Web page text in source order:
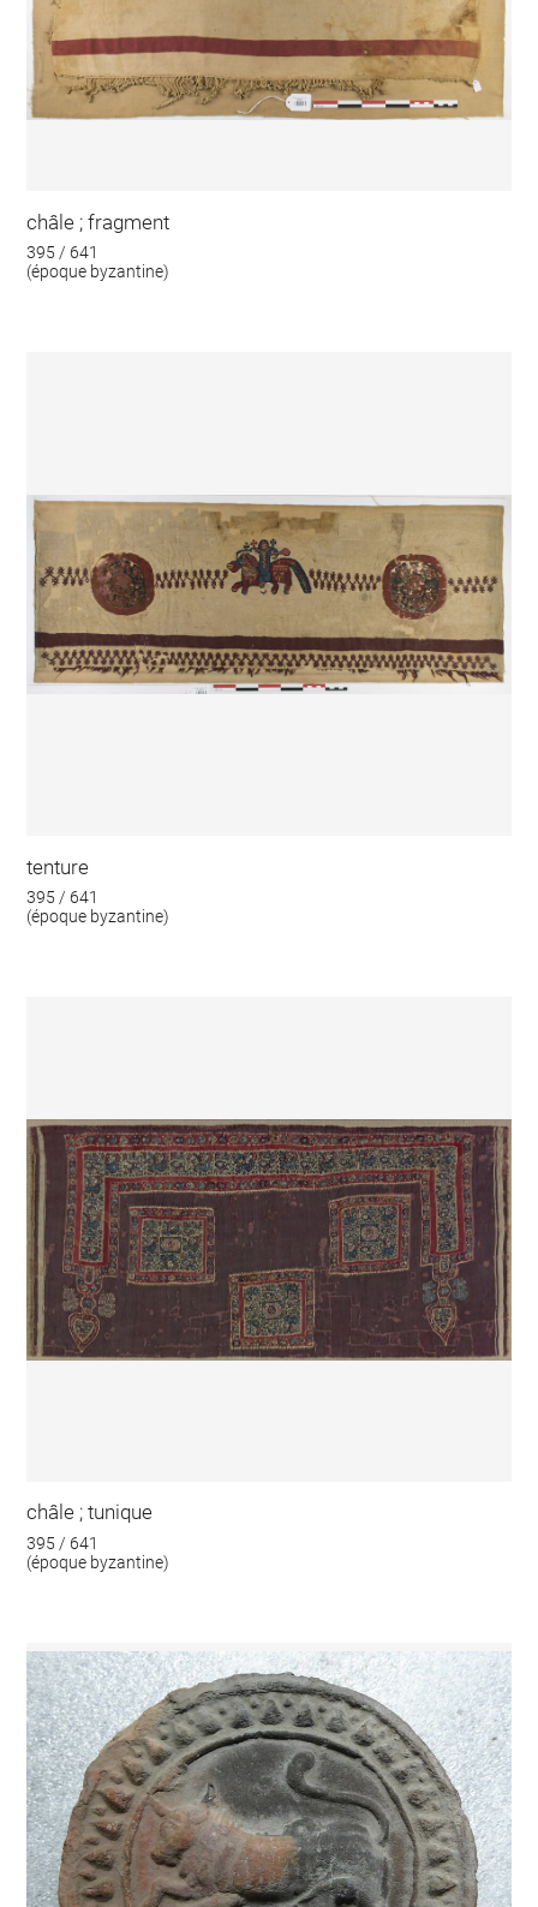
châle ; fragment
395 / 641
(époque byzantine)
tenture
395 / 641
(époque byzantine)
châle ; tunique
395 / 641
(époque byzantine)